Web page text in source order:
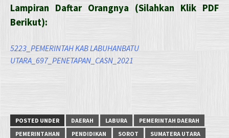
Lampiran Daftar Orangnya (Silahkan Klik PDF
Berikut):
5223_PEMERINTAH KAB LABUHANBATU
UTARA_697_PENETAPAN_CASN_2021
POSTED UNDER DAERAH LABURA
PEMERINTAH DAERAH
PEMERINTAHAN
PENDIDIKAN SOROT
SUMATERA UTARA